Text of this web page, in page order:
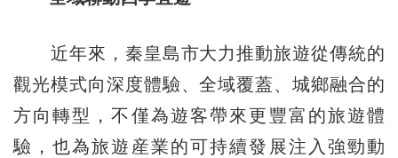
近年來，秦皇島市大力推動旅遊從傳統的
觀光模式向深度體驗、全域覆蓋、城鄉融合的
方向轉型，不僅為遊客帶來更豐富的旅遊體
驗，也為旅遊産業的可持續發展注入強勁動